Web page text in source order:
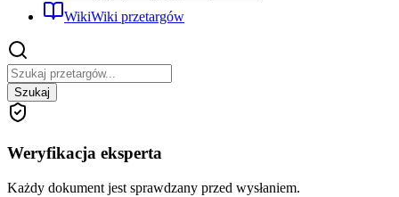
WikiWiki przetargów
Szukaj
Weryfikacja eksperta
Każdy dokument jest sprawdzany przed wysłaniem.